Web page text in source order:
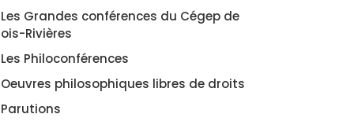
Les Grandes conférences du Cégep de
Rivières
Les Philoconférences
Oeuvres philosophiques libres de droits
Parutions